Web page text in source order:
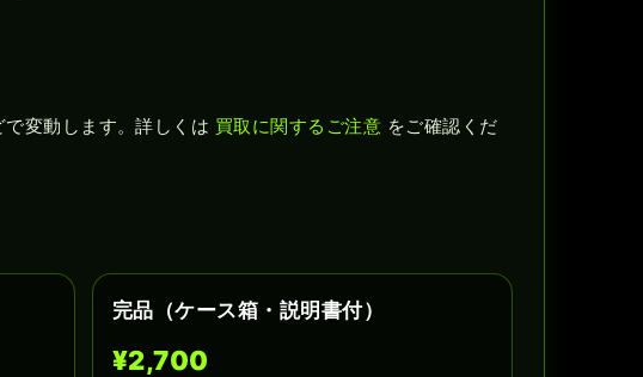
変動します。詳しくは 買取に関するご注意 をご確認くだ
完品（ケース箱・説明書付）
¥2,700